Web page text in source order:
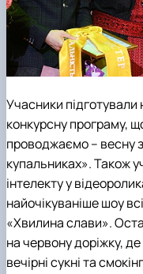
Учасники
конкурсну програму,
проводжаємо – весну
купальниках». Також
інтелекту у
найочікуваніше шоу
«Хвилина слави».
на червону доріжку,
вечірні сукні та